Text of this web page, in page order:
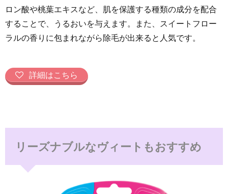
ロン酸や桃葉エキスなど、肌を保護する種類の成分を配合
することで、うるおいを与えます。また、スイートフロー
ラルの香りに包まれながら除毛が出来ると人気です。
詳細はこちら
リーズナブルなヴィートもおすすめ